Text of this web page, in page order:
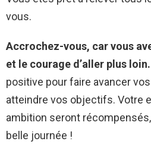
vous.
Accrochez-vous, car vous
et le courage d’aller plus loin.
positive pour faire avancer
atteindre vos objectifs. Votre
ambition seront
belle journée !